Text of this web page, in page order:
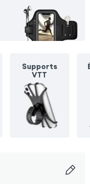
Supports
VTT